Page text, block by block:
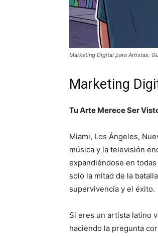
Marketing Digital para Artistas:
Marketing
Tu Arte Merece Ser
Miami, Los Ángeles,
música y la televisión
expandiéndose en
solo la mitad de la
supervivencia y el éxito.
Si eres un artista latino
haciendo la pregunta